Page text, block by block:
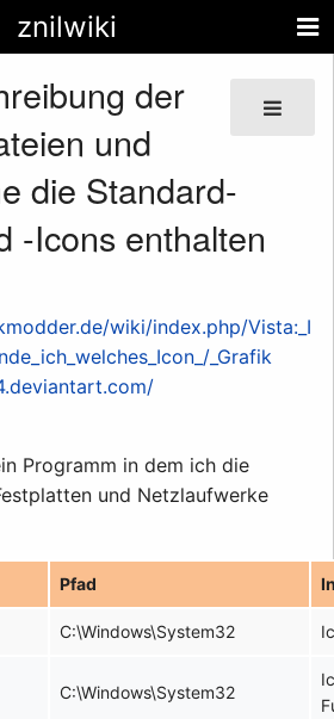
znilwiki
der
und
die Standard-
-Icons enthalten
wiki/index.php/Vista:_I
_Grafik
Programm in dem ich die
und Netzlaufwerke
Pfad
C:\Windows\System32
C:\Windows\System32